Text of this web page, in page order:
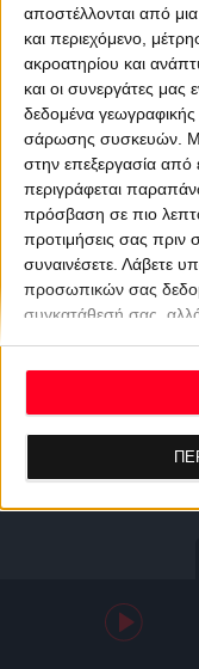
αποστέλλονται από μια
και περιεχόμενο,
ακροατηρίου και
και οι συνεργάτες μας
δεδομένα
σάρωσης συσκευών.
στην επεξεργασία από
περιγράφεται
πρόσβαση σε πιο
προτιμήσεις σας πριν
συναινέσετε. Λάβετε
προσωπικών σας
συγκατάθεσή σας, αλλά
ανακαλέσετε τη
επιστρέφοντας σε
κουμπί "Απορρήτου"
Designed &